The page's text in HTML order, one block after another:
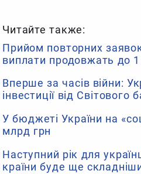
Читайте также:
Прийом повторних
виплати продовжать до
Вперше за часів війни:
інвестиції від Світового
У бюджеті України на
млрд грн
Наступний рік для
країни буде ще